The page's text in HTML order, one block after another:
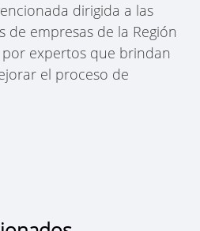
dirigida a las
de empresas de la Región
expertos que brindan
el proceso de